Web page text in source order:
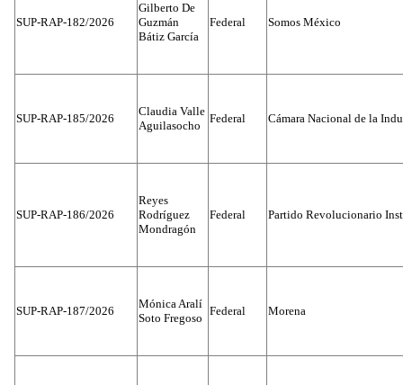
SUP-RAP-182/2026
Gilberto De
Guzmán
Bátiz García
Federal Somos México
SUP-RAP-185/2026
Claudia Valle
Aguilasocho
Federal Cámara Nacional de la
SUP-RAP-186/2026
Reyes
Rodríguez
Mondragón
Federal Partido Revolucionario
SUP-RAP-187/2026
Mónica Aralí
Soto Fregoso
Federal Morena